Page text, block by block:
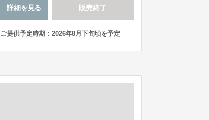
詳細を見る 販売終了
ご提供予定時期：2026年8月下旬頃を予定